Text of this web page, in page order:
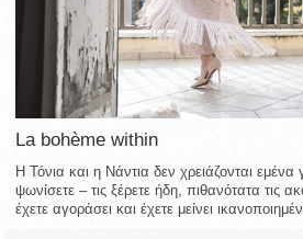
La bohème within
Η Τόνια και η Νάντια δεν χρειάζονται
ψωνίσετε – τις ξέρετε ήδη, πιθανότατα τις
έχετε αγοράσει και έχετε μείνει